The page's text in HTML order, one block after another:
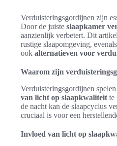
Verduisteringsgordijnen zijn
Door de juiste slaapkamer
aanzienlijk verbetert. Dit
rustige slaapomgeving,
ook alternatieven voor
Waarom zijn
Verduisteringsgordijnen
van licht op slaapkwaliteit te
de nacht kan de slaapcyclus
cruciaal is voor een
Invloed van licht op